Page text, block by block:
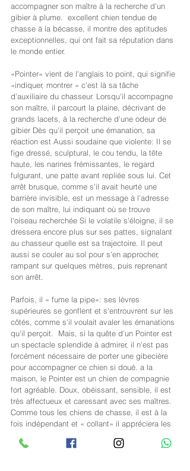
accompagner son maître à la recherche d'un
gibier à plume.  excellent chien tendue de
chasse à la bécasse, il montre des aptitudes
exceptionnelles, qui ont fait sa réputation dans
le monde entier.
«Pointer» vient de l'anglais to point, qui signifie
«indiquer, montrer » c'est là sa tâche
d'auxiliaire du chasseur. Lorsqu'il accompagne
son maître, il parcourt la plaine, décrivant de
grands lacets, à la recherche d'une odeur de
gibier Dès qu'il perçoit une émanation, sa
réaction est Aussi soudaine que violente: Il se
fige dressé, sculptural, le cou tendu, la tête
haute, les narines frémissantes, le regard
fulgurant, une patte avant repliée sous lui. Cet
arrêt brusque, comme s'il avait heurté une
barrière invisible, est un message à l'adresse
de son maître, lui indiquant où se trouve
l'oiseau recherchée Si le volatile s'éloigne, il se
dressera encore plus sur ses pattes, signalant
au chasseur quelle est sa trajectoire. Il peut
aussi se couler au sol pour s'en approcher,
rampant sur quelques mètres, puis reprenant
son arrêt.
Parfois, il « fume la pipe»: ses lèvres
supérieures se gonflent et s'entrouvrent sur les
côtés, comme s'il voulait avaler les émanations
qu'il perçoit.  Mais, si la quête d'un Pointer est
un spectacle splendide à admirer, il n'est pas
forcément nécessaire de porter une gibecière
pour accompagner ce chien si doué. a la
maison, le Pointer est un chien de compagnie
fort agréable. Doux, obéissant, sensible, il est
très affectueux et caressant avec ses maîtres.
Comme tous les chiens de chasse, il est à la
fois indépendant et « collant» il appréciera les
campagne à la recherche de bonnes odeurs,